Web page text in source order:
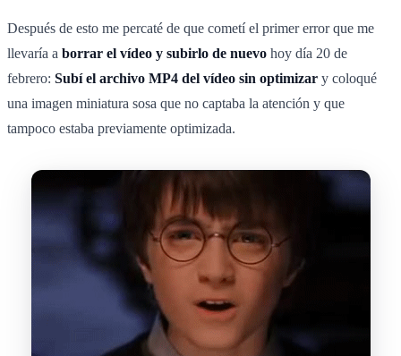
Después de esto me percaté de que cometí el primer error que me
llevaría a borrar el vídeo y subirlo de nuevo hoy día 20 de
febrero: Subí el archivo MP4 del vídeo sin optimizar y coloqué
una imagen miniatura sosa que no captaba la atención y que
tampoco estaba previamente optimizada.